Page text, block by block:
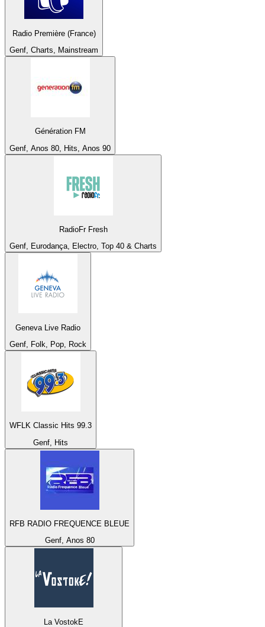
Radio Première (France)
Genf, Charts, Mainstream
Génération FM
Genf, Anos 80, Hits, Anos 90
RadioFr Fresh
Genf, Eurodança, Electro, Top 40 & Charts
Geneva Live Radio
Genf, Folk, Pop, Rock
WFLK Classic Hits 99.3
Genf, Hits
RFB RADIO FREQUENCE BLEUE
Genf, Anos 80
La VostokE